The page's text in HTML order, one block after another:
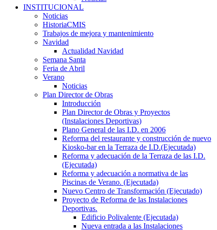
INSTITUCIONAL
Noticias
HistoriaCMIS
Trabajos de mejora y mantenimiento
Navidad
Actualidad Navidad
Semana Santa
Feria de Abril
Verano
Noticias
Plan Director de Obras
Introducción
Plan Director de Obras y Proyectos
(Instalaciones Deportivas)
Plano General de las I.D. en 2006
Reforma del restaurante y construcción de nuevo
Kiosko-bar en la Terraza de I.D.(Ejecutada)
Reforma y adecuación de la Terraza de las I.D.
(Ejecutada)
Reforma y adecuación a normativa de las
Piscinas de Verano. (Ejecutada)
Nuevo Centro de Transformación (Ejecutado)
Proyecto de Reforma de las Instalaciones
Deportivas.
Edificio Polivalente (Ejecutada)
Nueva entrada a las Instalaciones